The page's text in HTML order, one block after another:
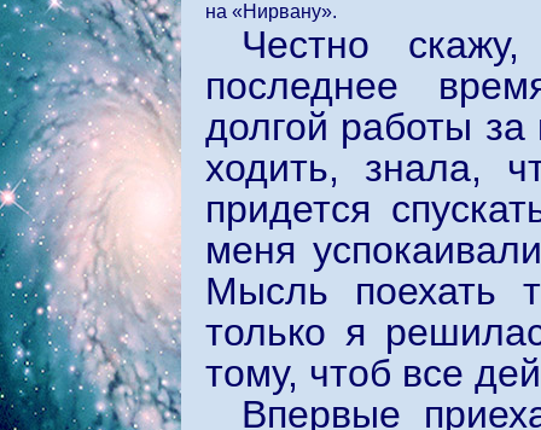
на «Нирвану».
Честно
последнее
долгой работы
ходить, знала,
придется
меня
Мысль поехать
только я
тому, чтоб все
Впервые